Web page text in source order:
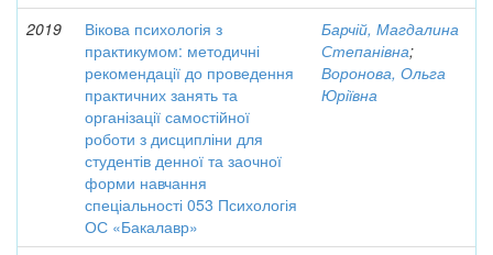
2019
Вікова психологія з
практикумом: методичні
рекомендації до проведення
практичних занять та
організації самостійної
роботи з дисципліни для
студентів денної та заочної
форми навчання
спеціальності 053 Психологія
ОС «Бакалавр»
Барчій, Магдалина
Степанівна;
Воронова, Ольга
Юріївна